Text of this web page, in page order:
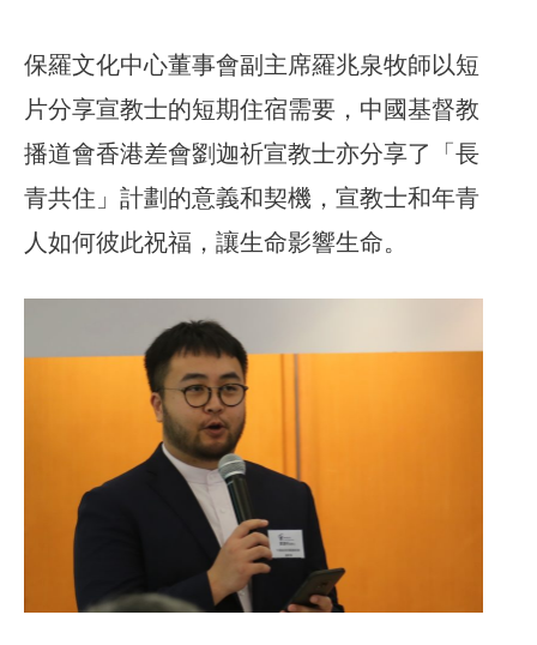
保羅文化中心董事會副主席羅兆泉牧師以短
片分享宣教士的短期住宿需要，中國基督教
播道會香港差會劉迦祈宣教士亦分享了「長
青共住」計劃的意義和契機，宣教士和年青
人如何彼此祝福，讓生命影響生命。